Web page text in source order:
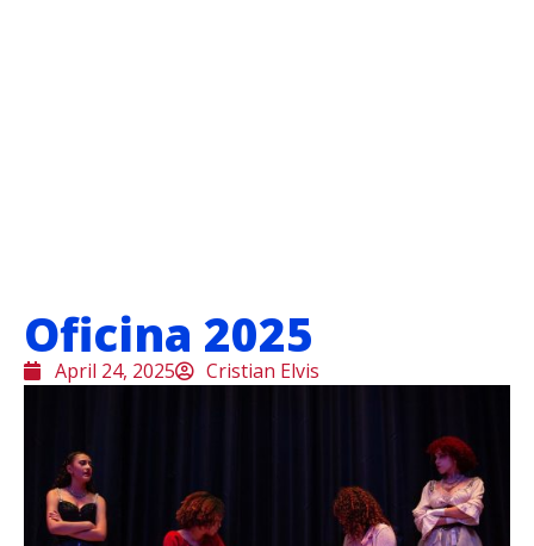
Oficina 2025
April 24, 2025 Cristian Elvis